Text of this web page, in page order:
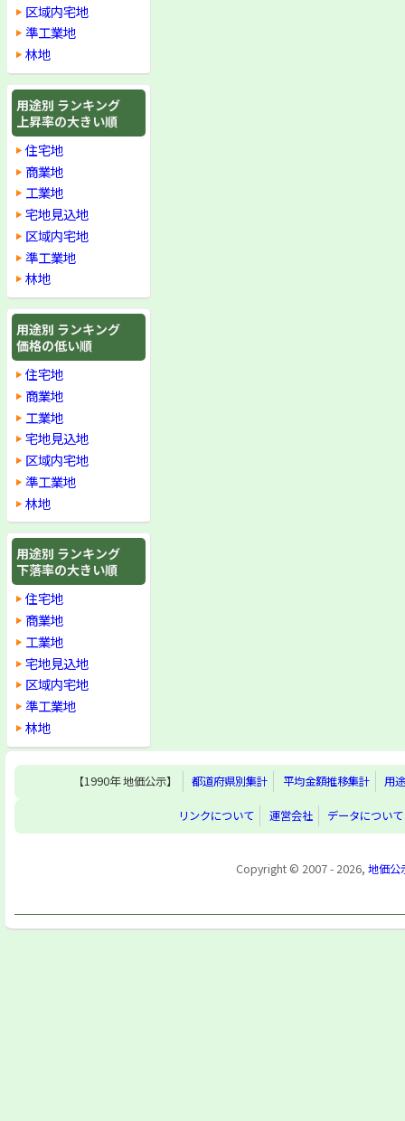
区域内宅地
準工業地
林地
用途別 ランキング
上昇率の大きい順
住宅地
商業地
工業地
宅地見込地
区域内宅地
準工業地
林地
用途別 ランキング
価格の低い順
住宅地
商業地
工業地
宅地見込地
区域内宅地
準工業地
林地
用途別 ランキング
下落率の大きい順
住宅地
商業地
工業地
宅地見込地
区域内宅地
準工業地
林地
【1990年 地価公示】 都道府県別集計 平均金額推移集計 用
リンクについて 運営会社 データについて
Copyright © 2007 - 2026, 地価公